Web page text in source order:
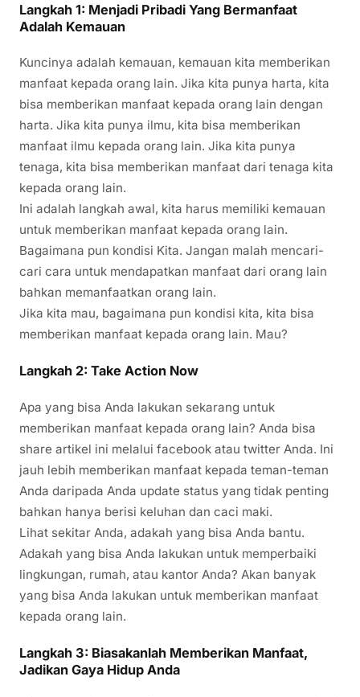
Langkah 1: Menjadi Pribadi Yang Bermanfaat
Adalah Kemauan
Kuncinya adalah kemauan, kemauan kita memberikan
manfaat kepada orang lain. Jika kita punya harta, kita
bisa memberikan manfaat kepada orang lain dengan
harta. Jika kita punya ilmu, kita bisa memberikan
manfaat ilmu kepada orang lain. Jika kita punya
tenaga, kita bisa memberikan manfaat dari tenaga kita
kepada orang lain.
Ini adalah langkah awal, kita harus memiliki kemauan
untuk memberikan manfaat kepada orang lain.
Bagaimana pun kondisi Kita. Jangan malah mencari-
cari cara untuk mendapatkan manfaat dari orang lain
bahkan memanfaatkan orang lain.
Jika kita mau, bagaimana pun kondisi kita, kita bisa
memberikan manfaat kepada orang lain. Mau?
Langkah 2: Take Action Now
Apa yang bisa Anda lakukan sekarang untuk
memberikan manfaat kepada orang lain? Anda bisa
share artikel ini melalui facebook atau twitter Anda. Ini
jauh lebih memberikan manfaat kepada teman-teman
Anda daripada Anda update status yang tidak penting
bahkan hanya berisi keluhan dan caci maki.
Lihat sekitar Anda, adakah yang bisa Anda bantu.
Adakah yang bisa Anda lakukan untuk memperbaiki
lingkungan, rumah, atau kantor Anda? Akan banyak
yang bisa Anda lakukan untuk memberikan manfaat
kepada orang lain.
Langkah 3: Biasakanlah Memberikan Manfaat,
Jadikan Gaya Hidup Anda